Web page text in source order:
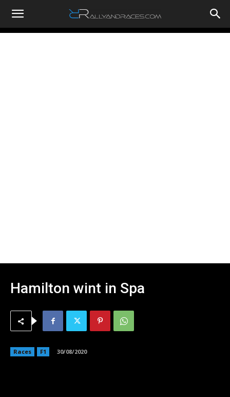
RallyandRaces.com
Hamilton wint in Spa
Races F1 30/08/2020